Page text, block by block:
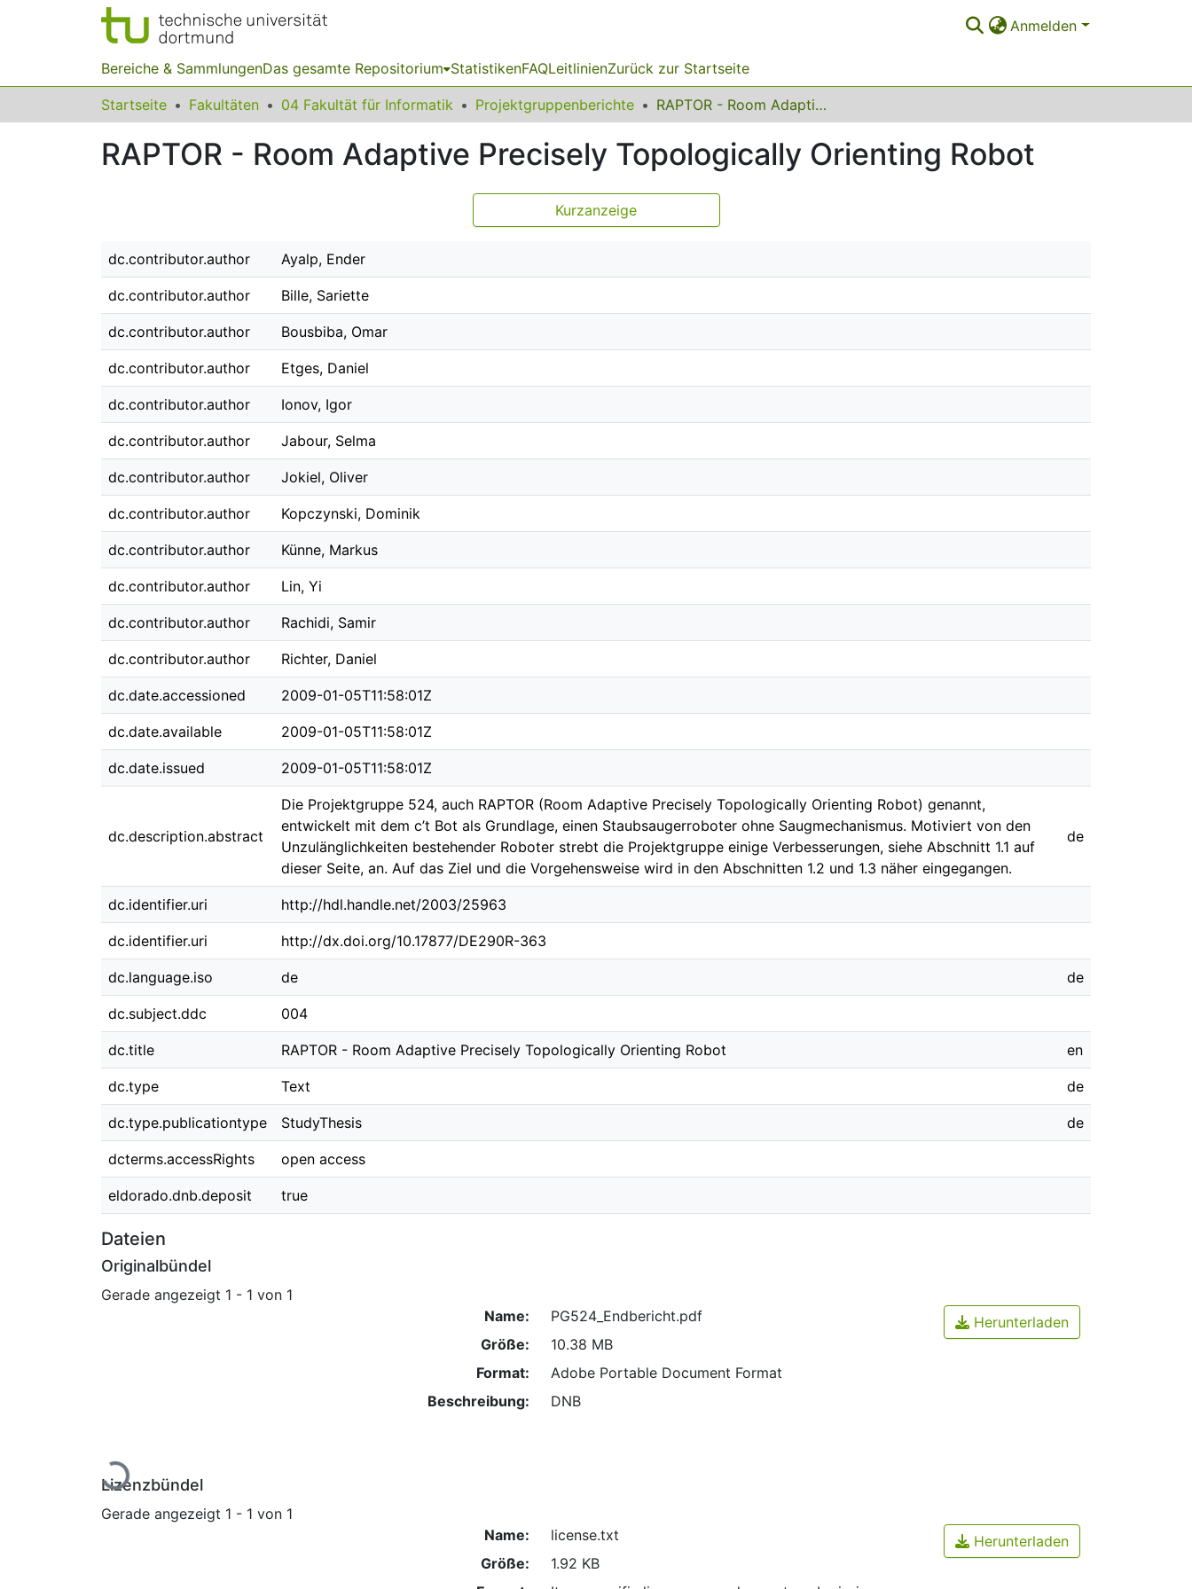
Anmelden
Bereiche & SammlungenDas gesamte Repositorium StatistikenFAQLeitlinienZurück zur Startseite
Startseite Fakultäten 04 Fakultät für Informatik Projektgruppenberichte RAPTOR - Room Adaptive Precisely Topologically Orienting Robot
RAPTOR - Room Adaptive Precisely Topologically Orienting Robot
Kurzanzeige
dc.contributor.author Ayalp, Ender
dc.contributor.author Bille, Sariette
dc.contributor.author Bousbiba, Omar
dc.contributor.author Etges, Daniel
dc.contributor.author Ionov, Igor
dc.contributor.author Jabour, Selma
dc.contributor.author Jokiel, Oliver
dc.contributor.author Kopczynski, Dominik
dc.contributor.author Künne, Markus
dc.contributor.author Lin, Yi
dc.contributor.author Rachidi, Samir
dc.contributor.author Richter, Daniel
dc.date.accessioned 2009-01-05T11:58:01Z
dc.date.available 2009-01-05T11:58:01Z
dc.date.issued 2009-01-05T11:58:01Z
dc.description.abstract
Die Projektgruppe 524, auch RAPTOR (Room Adaptive Precisely Topologically Orienting Robot) genannt,
entwickelt mit dem c’t Bot als Grundlage, einen Staubsaugerroboter ohne Saugmechanismus. Motiviert von den
Unzulänglichkeiten bestehender Roboter strebt die Projektgruppe einige Verbesserungen, siehe Abschnitt 1.1 auf
dieser Seite, an. Auf das Ziel und die Vorgehensweise wird in den Abschnitten 1.2 und 1.3 näher eingegangen.
de
dc.identifier.uri http://hdl.handle.net/2003/25963
dc.identifier.uri http://dx.doi.org/10.17877/DE290R-363
dc.language.iso de de
dc.subject.ddc 004
dc.title RAPTOR - Room Adaptive Precisely Topologically Orienting Robot en
dc.type Text de
dc.type.publicationtype StudyThesis de
dcterms.accessRights open access
eldorado.dnb.deposit true
Dateien
Originalbündel
Gerade angezeigt 1 - 1 von 1
Lade...
Name:
PG524_Endbericht.pdf
Größe:
10.38 MB
Format:
Adobe Portable Document Format
Beschreibung:
DNB
Herunterladen
Lizenzbündel
Gerade angezeigt 1 - 1 von 1
Name:
license.txt
Größe:
1.92 KB
Herunterladen